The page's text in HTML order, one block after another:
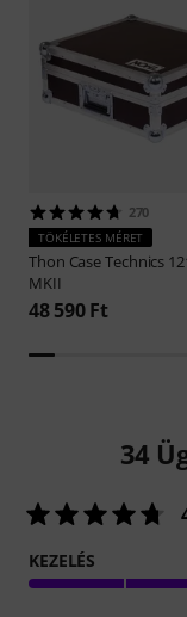
270
TÖKÉLETES MÉRET
Thon Case Technics
MKII
48 590 Ft
34
KEZELÉS